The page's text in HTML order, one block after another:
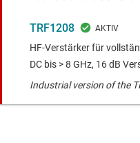
TRF1208
HF-Verstärker für
DC bis > 8 GHz, 16 dB
Industrial version of the